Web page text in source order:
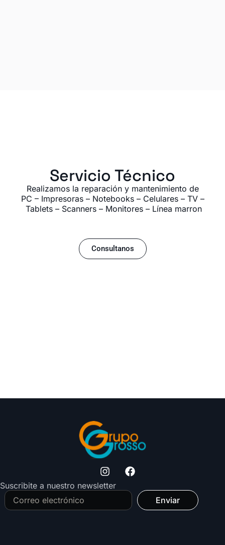
Servicio Técnico
Realizamos la reparación y mantenimiento de
PC – Impresoras – Notebooks – Celulares – TV –
Tablets – Scanners – Monitores – Línea marron
Consultanos
Suscribite a nuestro newsletter
Enviar